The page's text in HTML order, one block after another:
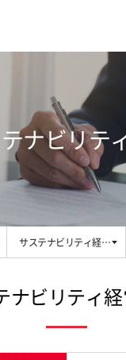
ナビリテ
サステナビリティ経営
ナビリティ